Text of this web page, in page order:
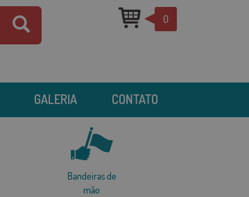
0
GALERIA CONTATO
Bandeiras de
mão